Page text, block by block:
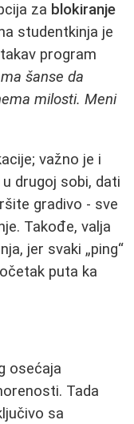
za blokiranje
studentkinja je
program
šanse da
milosti. Meni
važno je i
drugoj sobi, dati
gradivo - sve
Takođe, valja
jer svaki „ping“
puta ka
osećaja
Tada
sa